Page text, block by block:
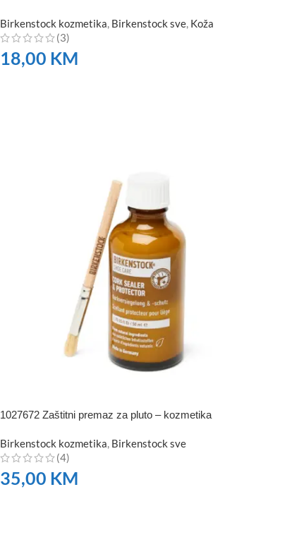
Birkenstock kozmetika, Birkenstock sve, Koža
(3)
18,00 KM
1027672 Zaštitni premaz za pluto – kozmetika
Birkenstock kozmetika, Birkenstock sve
(4)
35,00 KM